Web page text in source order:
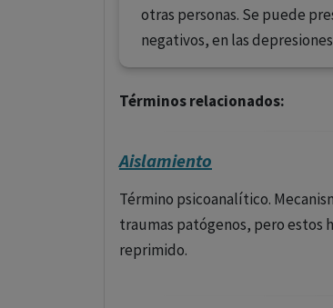
otras personas. Se puede
negativos, en las
Términos relacionados:
Aislamiento
Término psicoanalítico.
traumas patógenos, pero estos
reprimido.